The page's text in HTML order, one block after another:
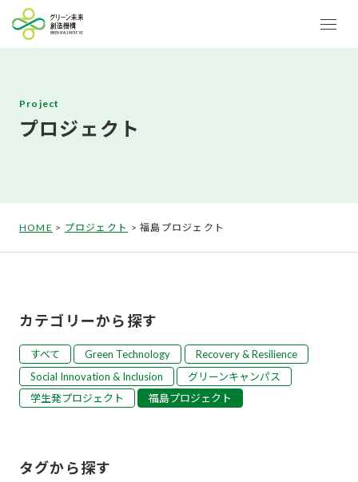
Project
プロジェクト
HOME > プロジェクト >福島プロジェクト
カテゴリーから探す
すべて Green Technology
Recovery & Resilience
Social Innovation & Inclusion
グリーンキャンパス
学生発プロジェクト
福島プロジェクト
タグから探す